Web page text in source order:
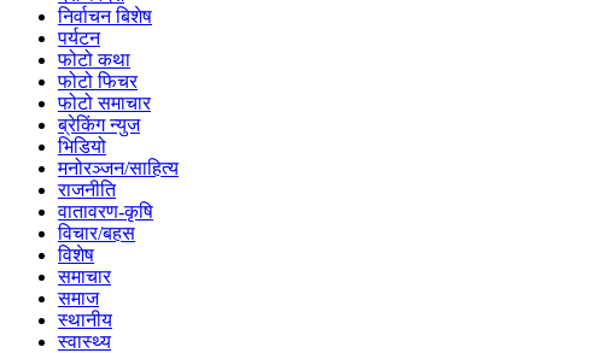
निर्वाचन बिशेष
पर्यटन
फोटो कथा
फोटो फिचर
फोटो समाचार
ब्रेकिंग न्युज
भिडियो
मनोरञ्जन/साहित्य
राजनीति
वातावरण-कृषि
विचार/बहस
विशेष
समाचार
समाज
स्थानीय
स्वास्थ्य